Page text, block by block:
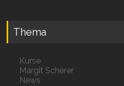
Thema
Kurse
Margit Scherer
News